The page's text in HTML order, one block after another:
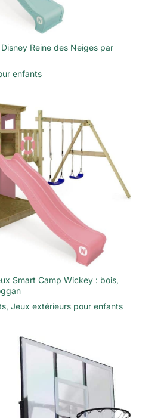
Reine des Neiges par
enfants
Smart Camp Wickey : bois,
, Jeux extérieurs pour enfants